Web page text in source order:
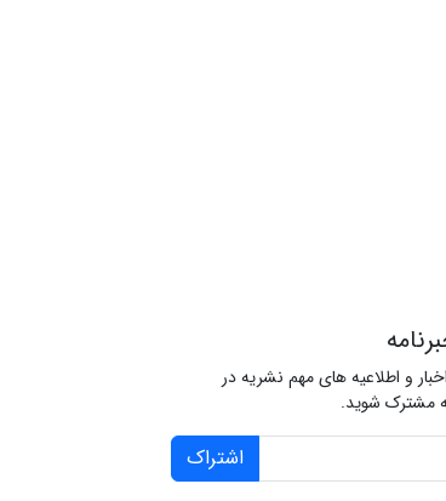
و اطلاعیه های مهم نشریه در
مشترک شوید.
اشتراک